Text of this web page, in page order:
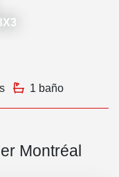
1 baño
Montréal